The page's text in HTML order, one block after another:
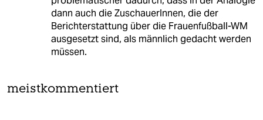
dann auch die ZuschauerInnen, die der
Berichterstattung über die Frauenfußball-WM
ausgesetzt sind, als männlich gedacht werden
müssen.
meistkommentiert